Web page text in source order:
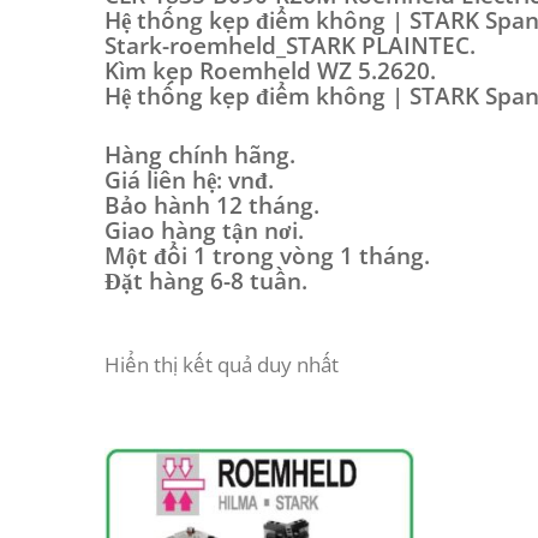
Hệ thống kẹp điểm không | STARK
Stark-roemheld_STARK PLAINTEC.
Kìm kẹp Roemheld WZ 5.2620.
Hệ thống kẹp điểm không | STARK
Hàng chính hãng.
Giá liên hệ: vnđ.
Bảo hành 12 tháng.
Giao hàng tận nơi.
Một đổi 1 trong vòng 1 tháng.
Đặt hàng 6-8 tuần.
Hiển thị kết quả duy nhất